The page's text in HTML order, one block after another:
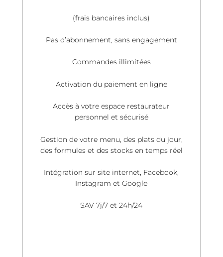
(frais bancaires inclus)
Pas d’abonnement, sans engagement
Commandes illimitées
Activation du paiement en ligne
Accès à votre espace restaurateur
personnel et sécurisé
Gestion de votre menu, des plats du jour,
des formules et des stocks en temps réel
Intégration sur site internet, Facebook,
Instagram et Google
SAV 7j/7 et 24h/24